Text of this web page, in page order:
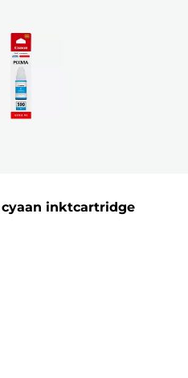
cyaan inktcartridge